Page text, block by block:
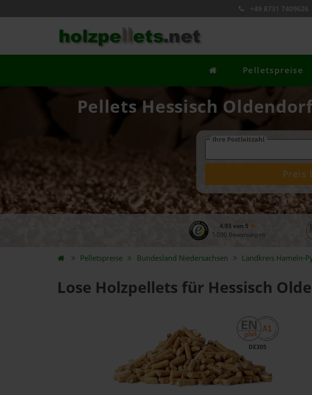
+49 8731 7409626
Pelletspreise
Pellets Hessisch
Ihre Postleitzahl
Preis
4,93 von 5
5.090 Bewertungen
Pelletspreise Bundesland Niedersachsen Landkreis Hameln-
Lose Holzpellets für Hessisch
DE305